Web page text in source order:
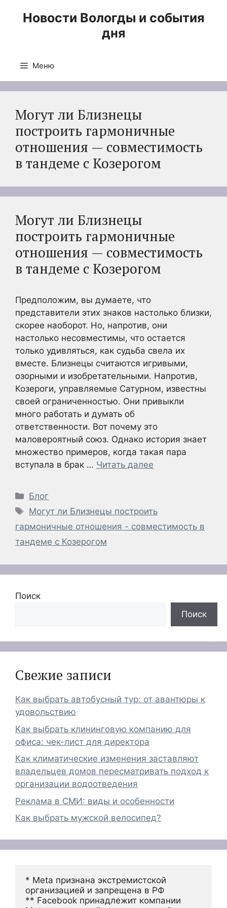
Новости Вологды и события
дня
Меню
Могут ли Близнецы
построить гармоничные
отношения — совместимость
в тандеме с Козерогом
Могут ли Близнецы
построить гармоничные
отношения — совместимость
в тандеме с Козерогом
Предположим, вы думаете, что
представители этих знаков настолько близки,
скорее наоборот. Но, напротив, они
настолько несовместимы, что остается
только удивляться, как судьба свела их
вместе. Близнецы считаются игривыми,
озорными и изобретательными. Напротив,
Козероги, управляемые Сатурном, известны
своей ограниченностью. Они привыкли
много работать и думать об
ответственности. Вот почему это
маловероятный союз. Однако история знает
множество примеров, когда такая пара
вступала в брак … Читать далее
Рубрики
Блог
Метки
Могут ли Близнецы построить
гармоничные отношения - совместимость в
тандеме с Козерогом
Поиск
Поиск
Свежие записи
Как выбрать автобусный тур: от авантюры к
удовольствию
Как выбрать клининговую компанию для
офиса: чек-лист для директора
Как климатические изменения заставляют
владельцев домов пересматривать подход к
организации водоотведения
Реклама в СМИ: виды и особенности
Как выбрать мужской велосипед?
* Meta признана экстремистской
организацией и запрещена в РФ
** Facebook принадлежит компании